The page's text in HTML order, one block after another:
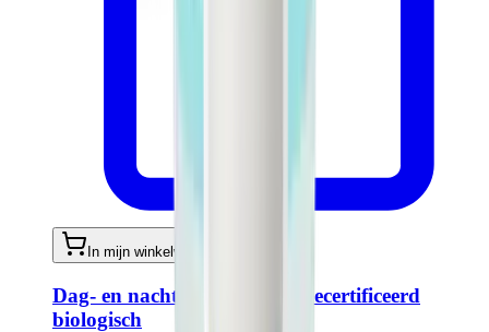
In mijn winkelwagen
Dag- en nachtcrème 50ml - Gecertificeerd
biologisch